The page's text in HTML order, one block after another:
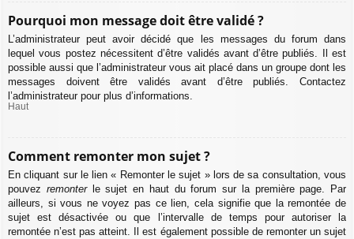
Pourquoi mon message doit être validé ?
L’administrateur peut avoir décidé que les messages du forum dans
lequel vous postez nécessitent d’être validés avant d’être publiés. Il est
possible aussi que l’administrateur vous ait placé dans un groupe dont les
messages doivent être validés avant d’être publiés. Contactez
l’administrateur pour plus d’informations.
Haut
Comment remonter mon sujet ?
En cliquant sur le lien « Remonter le sujet » lors de sa consultation, vous
pouvez remonterle sujet en haut du forum sur la première page. Par
ailleurs, si vous ne voyez pas ce lien, cela signifie que la remontée de
sujet est désactivée ou que l’intervalle de temps pour autoriser la
remontée n’est pas atteint. Il est également possible de remonter un sujet